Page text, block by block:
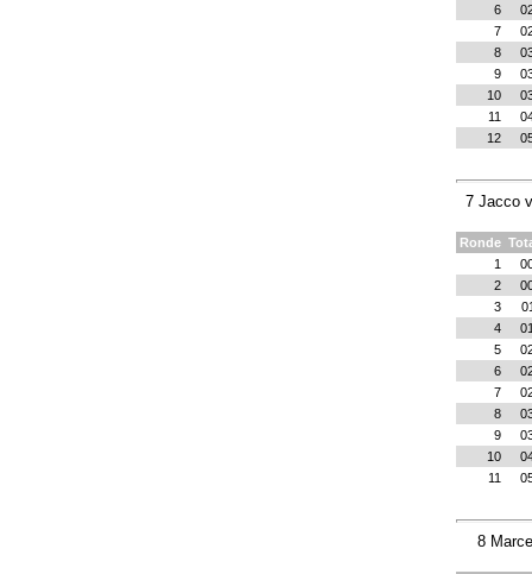
6
7
8
9
10
11
12
7 Jacco
Ronde
1
2
3
4
5
6
7
8
9
10
11
8